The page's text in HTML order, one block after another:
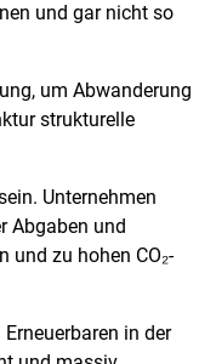
und gar nicht so
um Abwanderung
strukturelle
Unternehmen
Abgaben und
und zu hohen CO₂-
in der